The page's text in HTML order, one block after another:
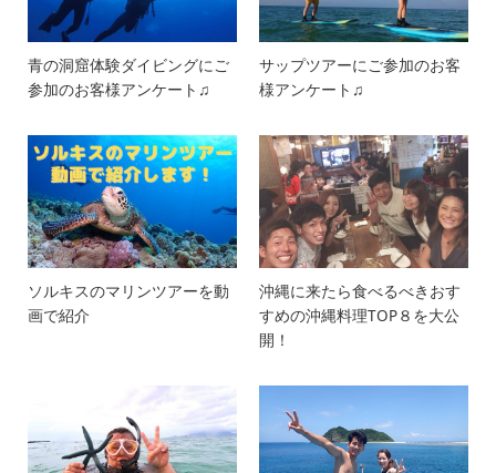
青の洞窟体験ダイビングにご
参加のお客様アンケート♫
サップツアーにご参加のお客
様アンケート♫
ソルキスのマリンツアーを動
画で紹介
沖縄に来たら食べるべきおす
すめの沖縄料理TOP８を大公
開！